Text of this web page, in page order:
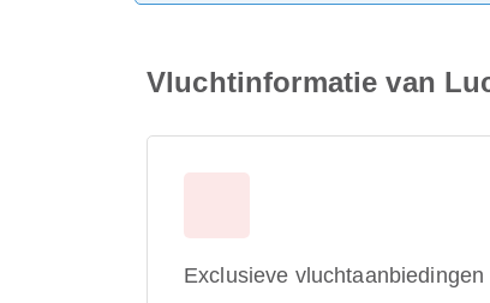
Vluchtinformatie van
Exclusieve vluchtaanbiedingen